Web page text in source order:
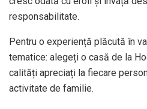
responsabilitate.
Pentru o experiență plăcută în
tematice: alegeți o casă de la
calități apreciați la fiecare
activitate de familie.